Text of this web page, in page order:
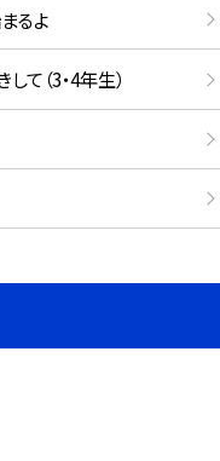
るよ
て（3・4年生）